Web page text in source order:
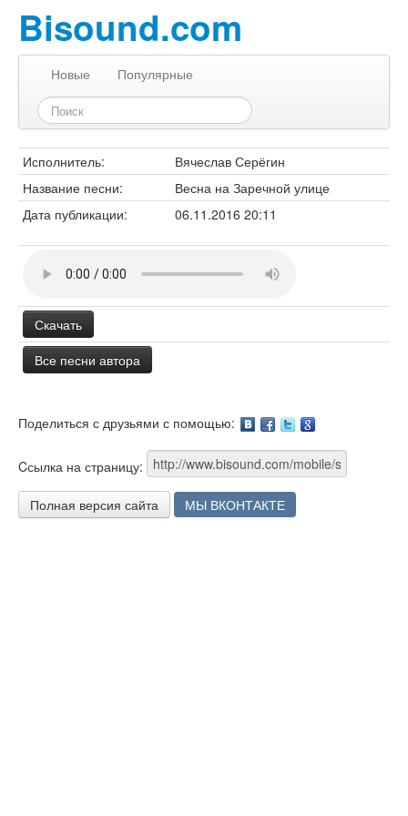
Bisound.com
Новые Популярные
Исполнитель:
Вячеслав Серёгин
Название песни:
Весна на Заречной улице
Дата публикации:
06.11.2016 20:11
Скачать
Все песни автора
Поделиться с друзьями с помощью:
Cсылка на страницу:
Полная версия сайта МЫ ВКОНТАКТЕ